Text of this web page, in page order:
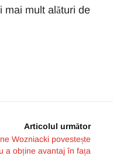
mai mult alături de
Articolul următor
Wozniacki povestește
a obține avantaj în fața